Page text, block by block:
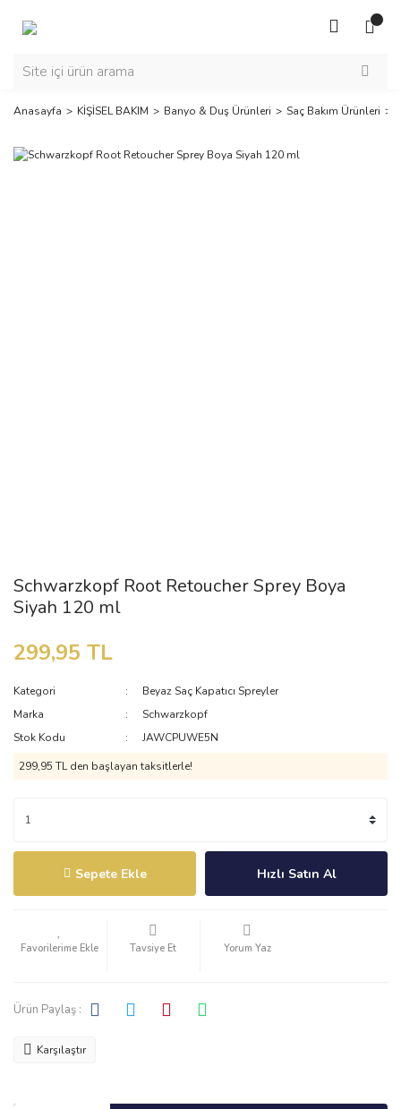
Anasayfa KİŞİSEL BAKIM Banyo & Duş Ürünleri Saç Bakım Ürünleri
Schwarzkopf Root Retoucher Sprey Boya
Siyah 120 ml
299,95 TL
Kategori
Beyaz Saç Kapatıcı Spreyler
Marka
Schwarzkopf
Stok Kodu
JAWCPUWE5N
299,95 TL den başlayan taksitlerle!
Sepete Ekle Hızlı Satın Al
Tavsiye Et Yorum Yaz
Ürün Paylaş :
Karşılaştır